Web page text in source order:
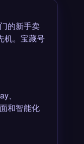
的新手卖
机。宝藏号
、
和智能化